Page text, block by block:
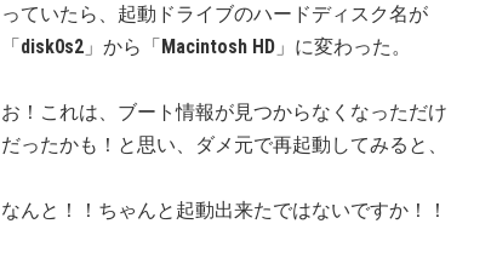
っていたら、起動ドライブのハードディスク名が
「disk0s2 」から「Macintosh HD 」に変わった。
お！これは、ブート情報が見つからなくなっただけ
だったかも！と思い、ダメ元で再起動してみると、
なんと！！ちゃんと起動出来たではないですか！！